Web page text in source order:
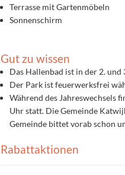
Terrasse mit Gartenmöbeln
Sonnenschirm
Gut zu wissen
Das Hallenbad ist in der 2.
Der Park ist feuerwerksfrei
Während des Jahreswechsels
Uhr statt. Die Gemeinde
Gemeinde bittet vorab schon
Rabattaktionen